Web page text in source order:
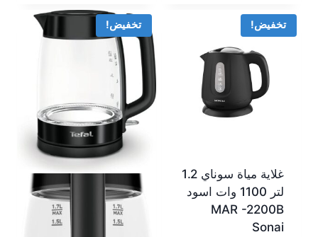
4.399,00 EGP.
هو:
3.499,00 EGP.
تخفيض!
غلاية مياة سوناي 1.2
لتر 1100 وات اسود
MAR -2200B
Sonai
تخفيض!